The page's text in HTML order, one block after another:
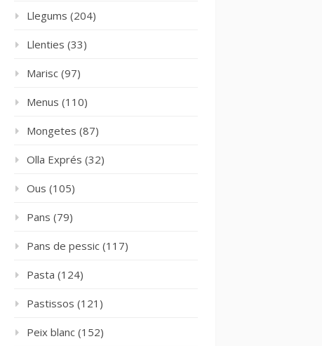
Llegums (204)
Llenties (33)
Marisc (97)
Menus (110)
Mongetes (87)
Olla Exprés (32)
Ous (105)
Pans (79)
Pans de pessic (117)
Pasta (124)
Pastissos (121)
Peix blanc (152)